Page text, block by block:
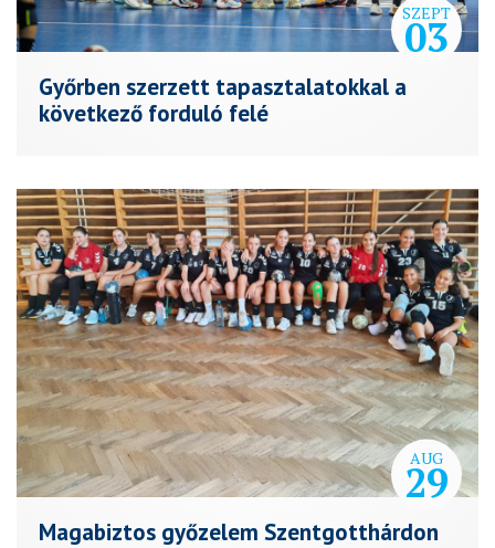
SZEPT
03
Győrben szerzett tapasztalatokkal a
következő forduló felé
AUG
29
Magabiztos győzelem Szentgotthárdon